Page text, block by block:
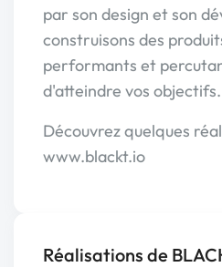
par son design et son
construisons des
performants et
d'atteindre vos objectifs.
Découvrez quelques
www.blackt.io
Réalisations de